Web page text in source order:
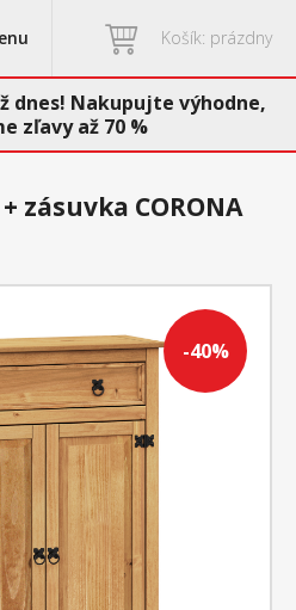
Košík: prázdny
dnes! Nakupujte výhodne,
zľavy až 70 %
-40%
zásuvka CORONA